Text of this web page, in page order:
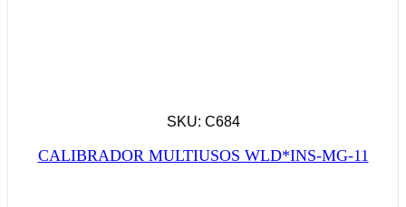
SKU: C684
CALIBRADOR MULTIUSOS WLD*INS-MG-11